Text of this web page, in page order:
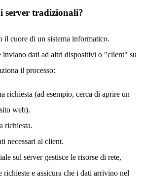
server tradizionali?
il cuore di un sistema informatico.
inviano dati ad altri dispositivi o "client" su
il processo:
richiesta (ad esempio, cerca di aprire un
web).
richiesta.
necessari al client.
sul server gestisce le risorse di rete,
richieste e assicura che i dati arrivino nel